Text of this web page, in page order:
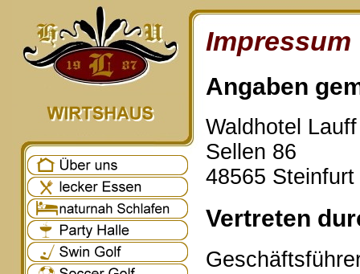
Impressum
Angaben
Waldhotel
Sellen 86
48565 Steinfurt
Vertreten